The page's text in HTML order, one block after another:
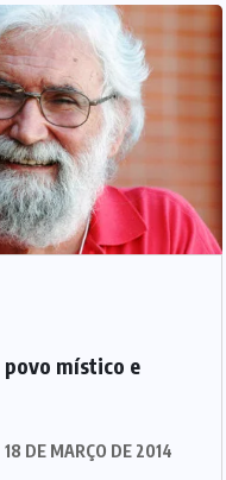
místico e
18 DE MARÇO DE 2014